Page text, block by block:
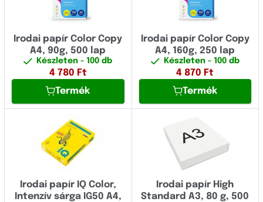
Irodai papír Color Copy
A4, 90g, 500 lap
Készleten- 100 db
4 780 Ft
Termék
Irodai papír Color Copy
A4, 160g, 250 lap
Készleten - 100 db
4 870 Ft
Termék
Irodai papír IQ Color,
Intenzív sárga IG50 A4,
Irodai papír High
Standard A3, 80 g, 500